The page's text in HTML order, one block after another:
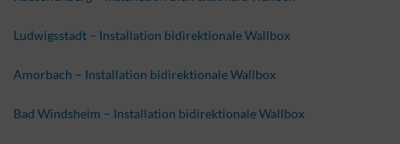
Ludwigsstadt – Installation bidirektionale Wallbox
Amorbach – Installation bidirektionale Wallbox
Bad Windsheim – Installation bidirektionale Wallbox